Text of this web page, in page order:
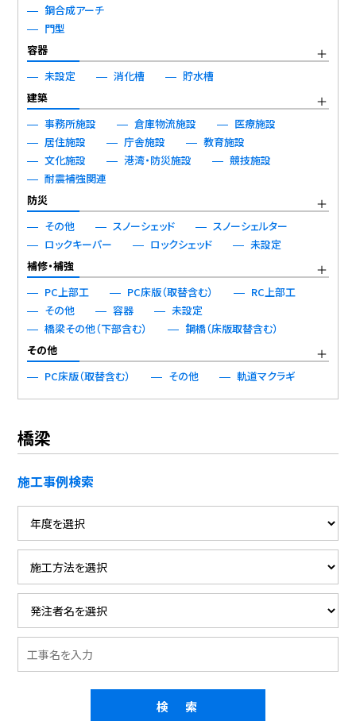
鋼合成アーチ
門型
容器
未設定
消化槽
貯水槽
建築
事務所施設
倉庫物流施設
医療施設
居住施設
庁舎施設
教育施設
文化施設
港湾・防災施設
競技施設
耐震補強関連
防災
その他
スノーシェッド
スノーシェルター
ロックキーパー
ロックシェッド
未設定
補修・補強
PC上部工
PC床版（取替含む）
RC上部工
その他
容器
未設定
橋梁その他（下部含む）
鋼橋（床版取替含む）
その他
PC床版（取替含む）
その他 軌道マクラギ
橋梁
施工事例検索